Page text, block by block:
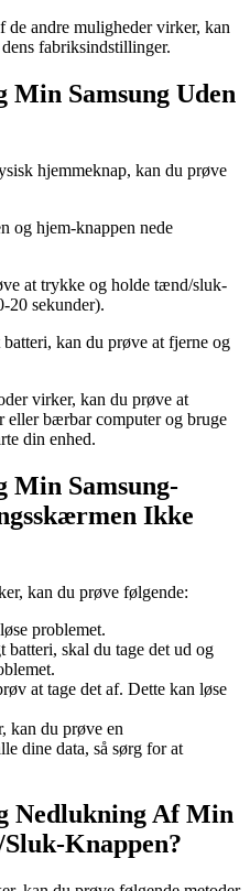
andre muligheder virker, kan
fabriksindstillinger.
Samsung Uden
hjemmeknap, kan du prøve
og hjem-knappen nede
at trykke og holde tænd/sluk-
20 sekunder).
kan du prøve at fjerne og
virker, kan du prøve at
eller bærbar computer og bruge
din enhed.
Min Samsung-
Ikke
kan du prøve følgende:
problemet.
skal du tage det ud og
at tage det af. Dette kan løse
kan du prøve en
dine data, så sørg for at
Nedlukning Af Min
Knappen?